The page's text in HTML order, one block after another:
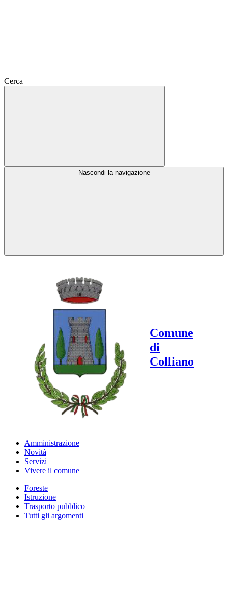
Cerca
Nascondi la navigazione
Comune
di
Colliano
Amministrazione
Novità
Servizi
Vivere il comune
Foreste
Istruzione
Trasporto pubblico
Tutti gli argomenti